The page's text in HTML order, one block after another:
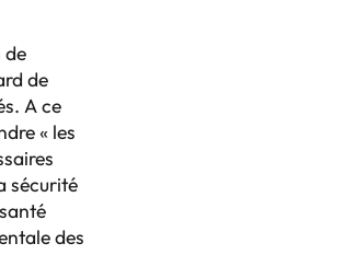
de
de
A ce
« les
sécurité
des